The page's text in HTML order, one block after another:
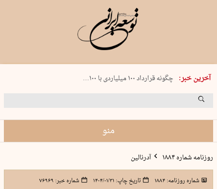
آخرین خبر:
شنبه 17 مرداد 1405 شماره 2244
چگونه قرارداد ۱۰۰ میلیاردی با ۱۰۰…
پنجره‌ای که باز نشد
منو
روزنامه شماره ۱۸۸۴ آدرنالین
شماره روزنامه:۱۸۸۴ تاریخ چاپ: ۱۴۰۴/۰۱/۳۱ شماره خبر: ۷۶۹۶۹